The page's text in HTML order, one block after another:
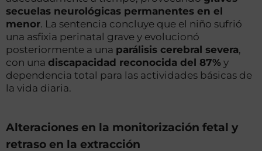
secuelas neurológicas permanentes en el
menor. La sentencia concluye que el niño sufrió
una asfixia perinatal grave y evolucionó
posteriormente a una parálisis cerebral severa,
con una discapacidad reconocida del 87% y
dependencia total para las actividades básicas de
la vida diaria.
Alteraciones en la monitorización fetal y
retraso en la extracción